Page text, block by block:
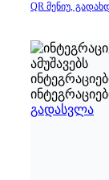
QR მენიუ,
გადასვლა